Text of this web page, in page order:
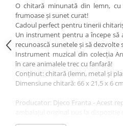
O chitară minunată din lemn,
frumoase și sunet curat!
Cadoul perfect pentru tinerii
Un instrument pentru a începe să
recunoască sunetele și să
Instrument muzical din colecția
în care animalele trec cu fanfară!
Conținut: chitară (lemn, metal și
Dimensiune chitară: 66 x 21,5 x 6
Producator: Djeco Franta - Acest